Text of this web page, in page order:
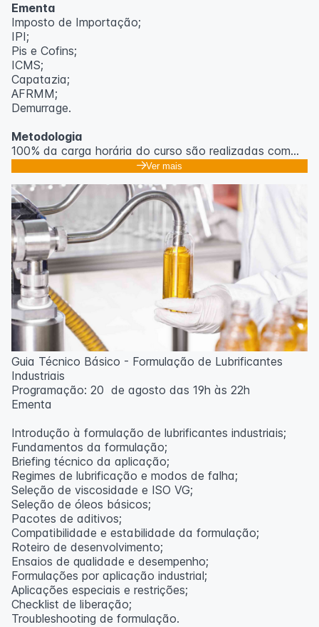
Ementa
Imposto de Importação;
IPI;
Pis e Cofins;
ICMS;
Capatazia;
AFRMM;
Demurrage.
Metodologia
100% da carga horária do curso são realizadas com
ou tablet.
Outras informações
O curso pode sofrer alteração de dados e horário e os
inscritos serão avisados ​​antecipadamente.
O IPETEC reserva-se o direito de não realizar o curso
caso não atinja o número mínimo de 20 inscritos.
Professor(a):
Gabriel Damasceno
Ver mais
Guia Técnico Básico - Formulação de Lubrificantes
Industriais
Programação: 20 de agosto das 19h às 22h
Ementa
Introdução à formulação de lubrificantes industriais;
Fundamentos da formulação;
Briefing técnico da aplicação;
Regimes de lubrificação e modos de falha;
Seleção de viscosidade e ISO VG;
Seleção de óleos básicos;
Pacotes de aditivos;
Compatibilidade e estabilidade da formulação;
Roteiro de desenvolvimento;
Ensaios de qualidade e desempenho;
Formulações por aplicação industrial;
Aplicações especiais e restrições;
Checklist de liberação;
Troubleshooting de formulação.